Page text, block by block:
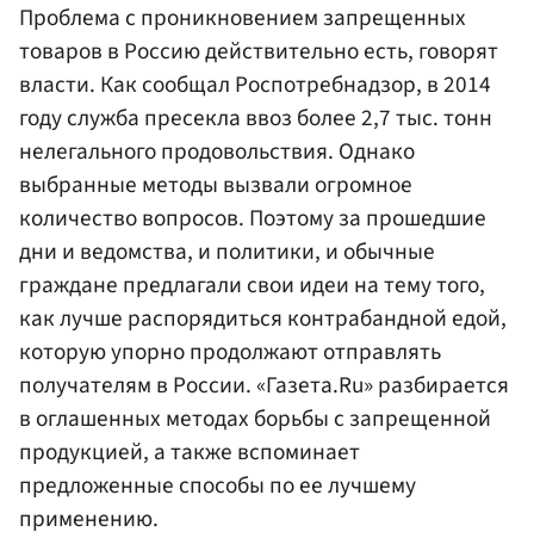
Проблема с проникновением запрещенных
товаров в Россию действительно есть, говорят
власти. Как сообщал Роспотребнадзор, в 2014
году служба пресекла ввоз более 2,7 тыс. тонн
нелегального продовольствия. Однако
выбранные методы вызвали огромное
количество вопросов. Поэтому за прошедшие
дни и ведомства, и политики, и обычные
граждане предлагали свои идеи на тему того,
как лучше распорядиться контрабандной едой,
которую упорно продолжают отправлять
получателям в России. «Газета.Ru» разбирается
в оглашенных методах борьбы с запрещенной
продукцией, а также вспоминает
предложенные способы по ее лучшему
применению.